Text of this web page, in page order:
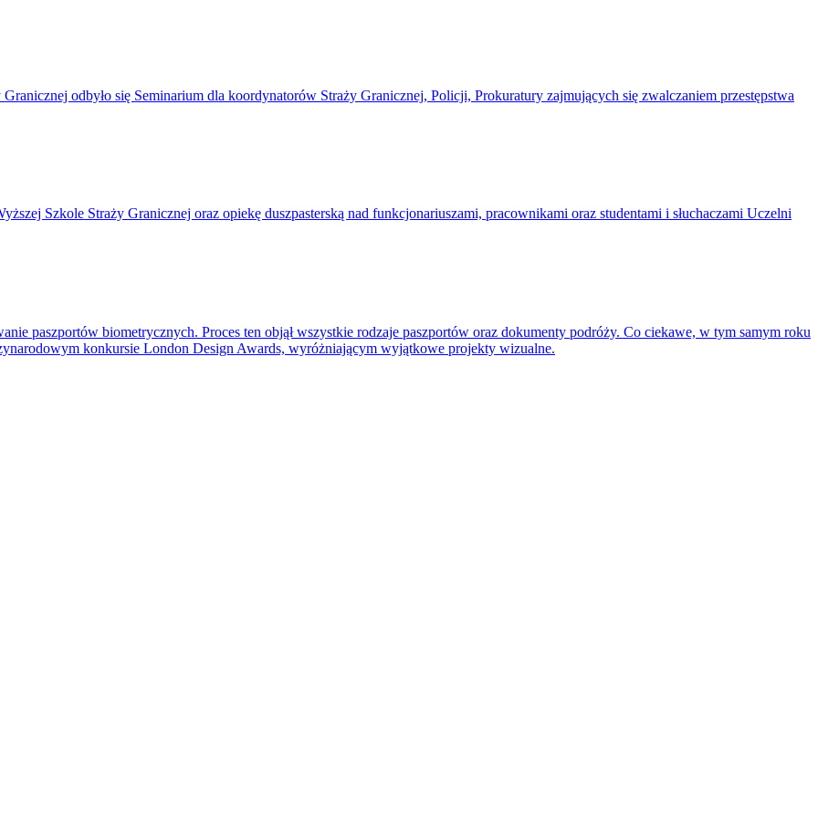
odbyło się Seminarium dla koordynatorów Straży Granicznej, Policji, Prokuratury zajmujących się zwalczaniem przestępstwa
Szkole Straży Granicznej oraz opiekę duszpasterską nad funkcjonariuszami, pracownikami oraz studentami i słuchaczami Uczelni
paszportów biometrycznych. Proces ten objął wszystkie rodzaje paszportów oraz dokumenty podróży. Co ciekawe, w tym samym roku
konkursie London Design Awards, wyróżniającym wyjątkowe projekty wizualne.